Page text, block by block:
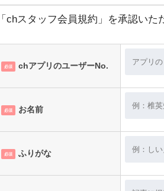
第４条 入会金・会費・活動費
「chスタッフ会員規約」を承認い
必須 chアプリのユーザーNo.
必須 お名前
必須 ふりがな